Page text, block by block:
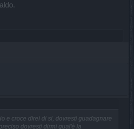
in particolare
ottengo un miglioramento di quei 13-
come ora, mi fa comodo....)
e croce direi di si, dovresti guadagnare
dovresti dirmi qual'è la